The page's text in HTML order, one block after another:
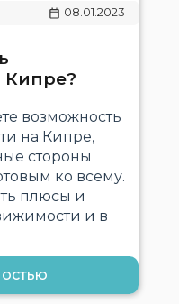
08.01.2023
Кипре?
возможность
на Кипре,
стороны
ко всему.
плюсы и
и в